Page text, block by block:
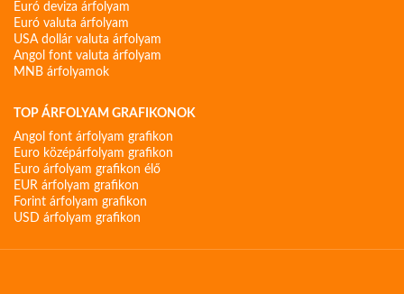
Euró deviza árfolyam
Euró valuta árfolyam
USA dollár valuta árfolyam
Angol font valuta árfolyam
MNB árfolyamok
TOP ÁRFOLYAM GRAFIKONOK
Angol font árfolyam grafikon
Euro középárfolyam grafikon
Euro árfolyam grafikon élő
EUR árfolyam grafikon
Forint árfolyam grafikon
USD árfolyam grafikon